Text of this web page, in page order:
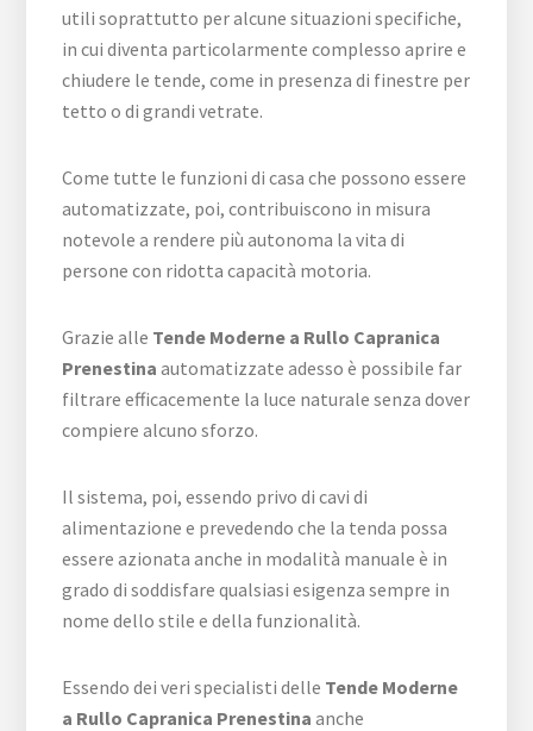
utili soprattutto per alcune situazioni specifiche,
in cui diventa particolarmente complesso aprire e
chiudere le tende, come in presenza di finestre per
tetto o di grandi vetrate.
Come tutte le funzioni di casa che possono essere
automatizzate, poi, contribuiscono in misura
notevole a rendere più autonoma la vita di
persone con ridotta capacità motoria.
Grazie alle Tende Moderne a Rullo Capranica
Prenestina automatizzate adesso è possibile far
filtrare efficacemente la luce naturale senza dover
compiere alcuno sforzo.
Il sistema, poi, essendo privo di cavi di
alimentazione e prevedendo che la tenda possa
essere azionata anche in modalità manuale è in
grado di soddisfare qualsiasi esigenza sempre in
nome dello stile e della funzionalità.
Essendo dei veri specialisti delle Tende Moderne
a Rullo Capranica Prenestina anche